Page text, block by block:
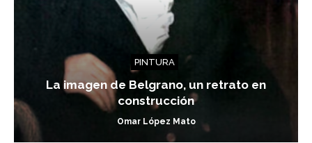
PINTURA
La imagen de Belgrano, un retrato en
construcción
Omar López Mato